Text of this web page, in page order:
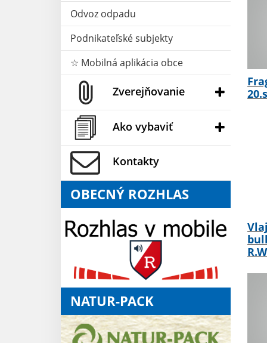
Odvoz odpadu
Podnikateľské subjekty
☆ Mobilná aplikácia obce
Zverejňovanie
Ako vybaviť
Kontakty
OBECNÝ ROZHLAS
NATUR-PACK